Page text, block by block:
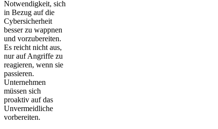
Notwendigkeit, sich
in Bezug auf die
Cybersicherheit
besser zu wappnen
und vorzubereiten.
Es reicht nicht aus,
nur auf Angriffe zu
reagieren, wenn sie
passieren.
Unternehmen
müssen sich
proaktiv auf das
Unvermeidliche
vorbereiten.